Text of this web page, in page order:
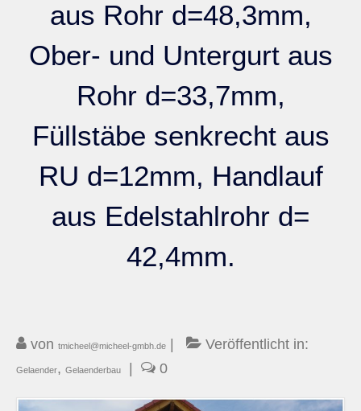
aus Rohr d=48,3mm,
Ober- und Untergurt aus
Rohr d=33,7mm,
Füllstäbe senkrecht aus
RU d=12mm, Handlauf
aus Edelstahlrohr d=
42,4mm.
von tmicheel@micheel-gmbh.de Veröffentlicht in:
Gelaender, Gelaenderbau 0